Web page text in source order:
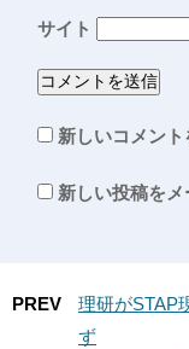
サイト
新しいコメン
新しい投稿を
PREV
理研がSTAP
ず